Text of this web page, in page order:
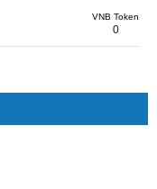
VNB Token
0